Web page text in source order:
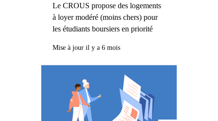
Le CROUS propose des logements
à loyer modéré (moins chers) pour
les étudiants boursiers en priorité
Mise à jour il y a 6 mois